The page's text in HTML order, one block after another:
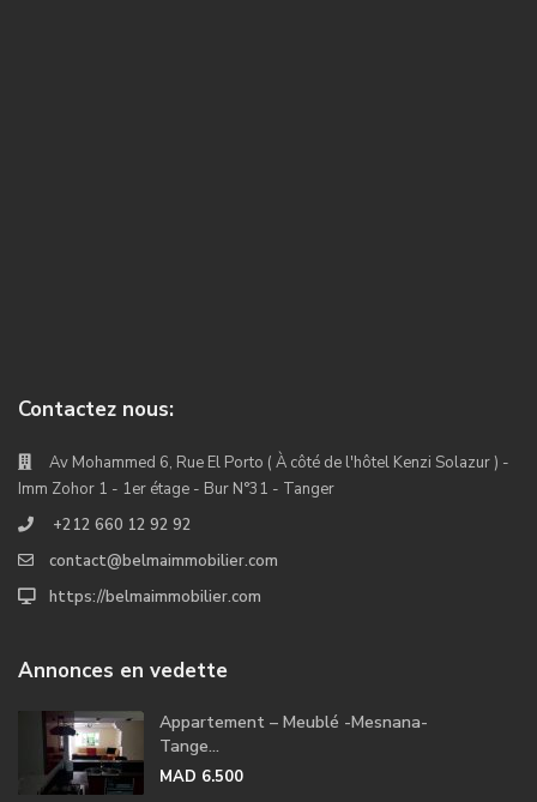
Contactez nous:
Av Mohammed 6, Rue El Porto ( À côté de l'hôtel Kenzi Solazur ) -
Imm Zohor 1 - 1er étage - Bur N°31 - Tanger
+212 660 12 92 92
contact@belmaimmobilier.com
https://belmaimmobilier.com
Annonces en vedette
Appartement – Meublé -Mesnana-
Tange...
MAD 6.500